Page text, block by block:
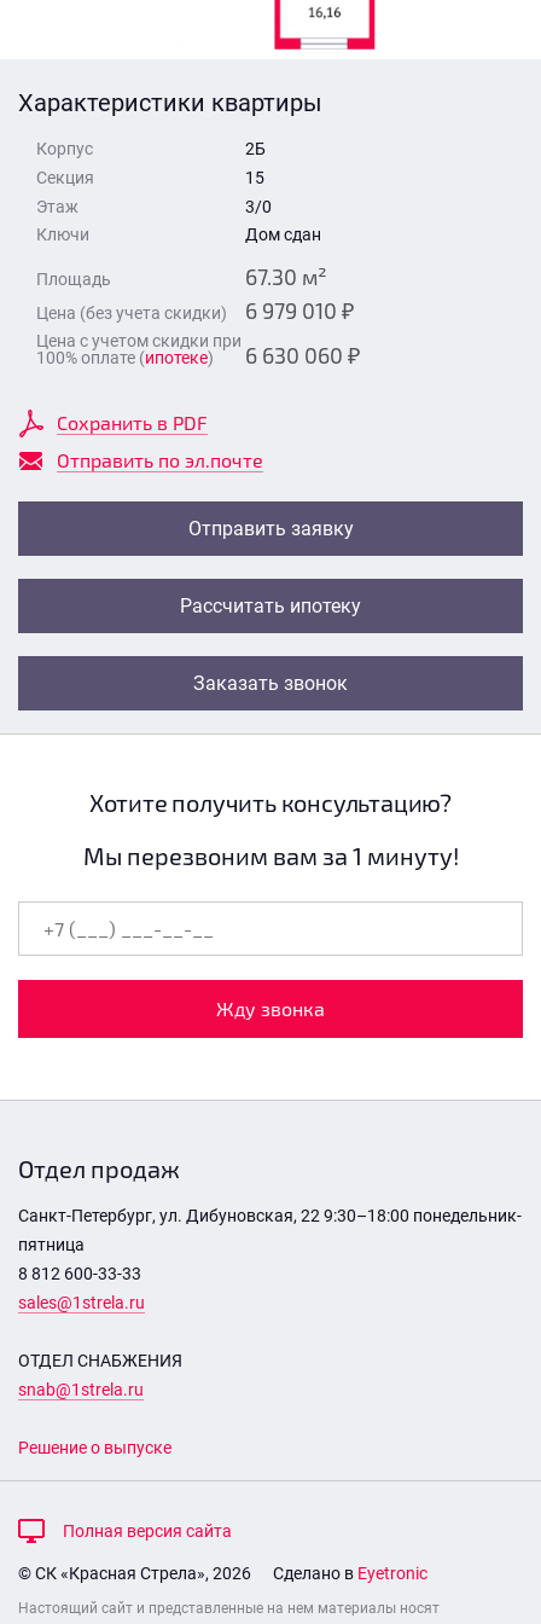
Характеристики квартиры
Корпус
2Б
Секция
15
Этаж
3/0
Ключи
Дом сдан
Площадь 67.30 м²
Цена (без учета скидки) 6 979 010 ₽
Цена с учетом скидки при
100% оплате (ипотеке) 6 630 060 ₽
Сохранить в PDF
Отправить по эл.почте
Отправить заявку
Рассчитать ипотеку
Заказать звонок
Отправить
Хотите получить консультацию?
Мы перезвоним вам за 1 минуту!
Жду звонка
Отдел продаж
Санкт-Петербург, ул. Дибуновская, 22 9:30–18:00 понедельник-
пятница
8 812 600-33-33
sales@1strela.ru
ОТДЕЛ СНАБЖЕНИЯ
snab@1strela.ru
Решение о выпуске
Полная версия сайта
© СК «Красная Стрела», 2026 Сделано в Eyetronic
Настоящий сайт и представленные на нем материалы носят